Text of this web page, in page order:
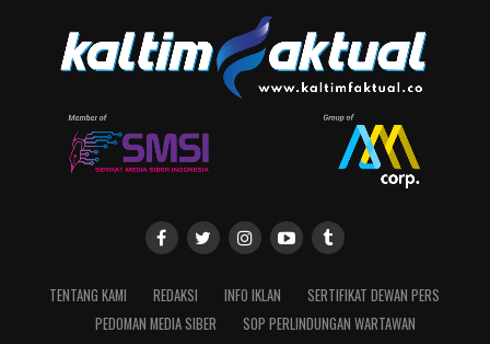
TENTANG KAMI REDAKSI INFO IKLAN
SERTIFIKAT DEWAN PERS
PEDOMAN MEDIA SIBER
SOP PERLINDUNGAN WARTAWAN